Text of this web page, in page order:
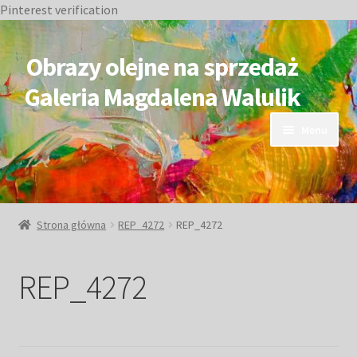
Pinterest verification
do
nawigacji
do
treści
Obrazy olejne na sprzedaż
Galeria Magdalena Walulik
OBRAZY DOSTĘPNE
Małe obrazy
Strona główna REP_4272 REP_4272
REP_4272